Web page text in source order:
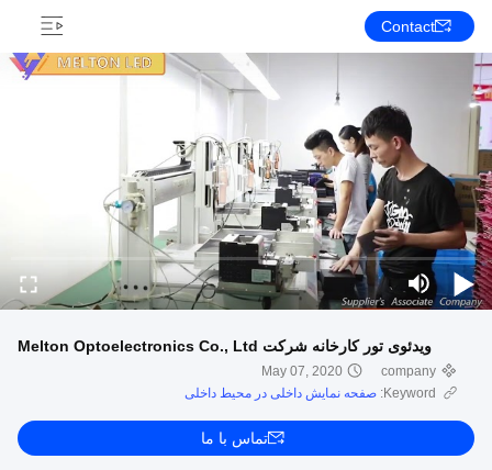
Contact
ویدئوی تور کارخانه شرکت Melton Optoelectronics Co., Ltd
company
May 07, 2020
Keyword: صفحه نمایش داخلی در محیط داخلی
تماس با ما